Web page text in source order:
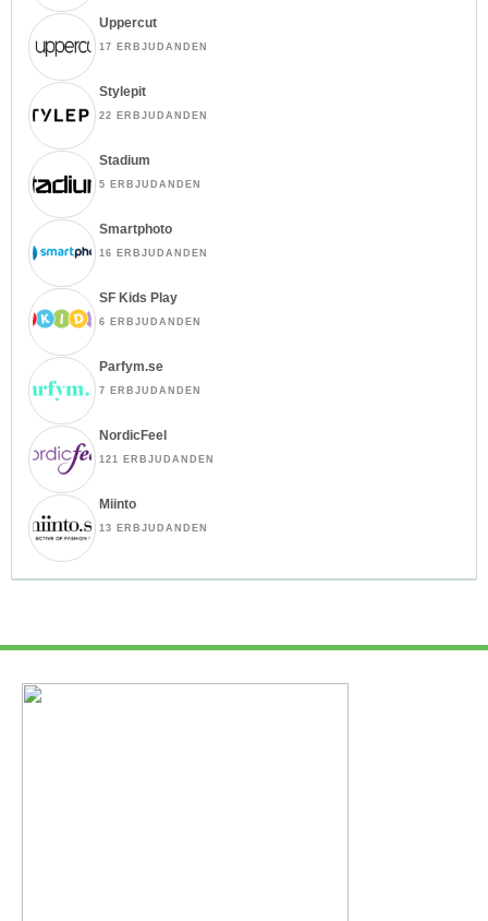
Uppercut
17 ERBJUDANDEN
Stylepit
22 ERBJUDANDEN
Stadium
5 ERBJUDANDEN
Smartphoto
16 ERBJUDANDEN
SF Kids Play
6 ERBJUDANDEN
Parfym.se
7 ERBJUDANDEN
NordicFeel
121 ERBJUDANDEN
Miinto
13 ERBJUDANDEN